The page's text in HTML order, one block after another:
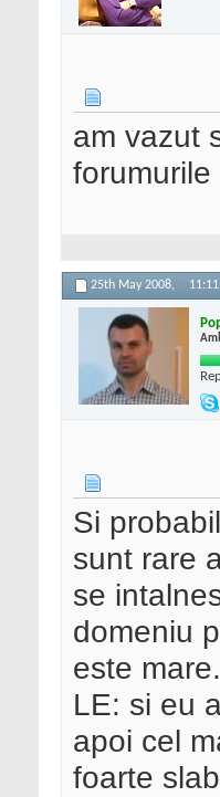
am vazut
25th May 2008, 11:11
Si
sunt rare
se
domeniu
este mare.
LE: si eu
apoi cel
foarte